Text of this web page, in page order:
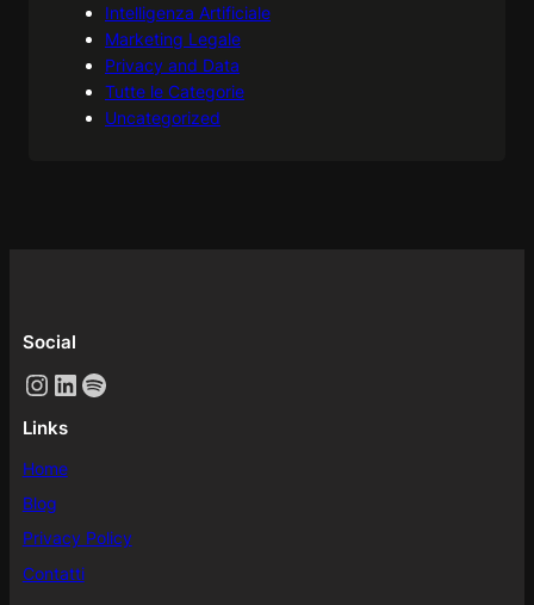
Intelligenza Artificiale
Marketing Legale
Privacy and Data
Tutte le Categorie
Uncategorized
Social
Instagram LinkedIn Spotify
Links
Home
Blog
Privacy Policy
Contatti